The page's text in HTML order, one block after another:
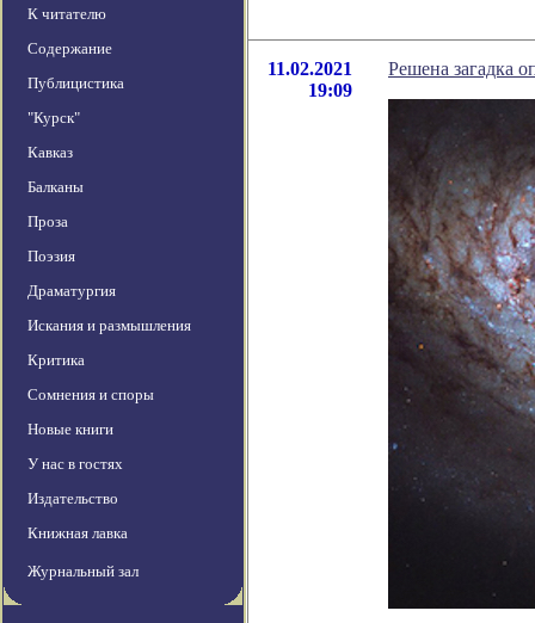
К читателю
Содержание
Публицистика
"Курск"
Кавказ
Балканы
Проза
Поэзия
Драматургия
Искания и размышления
Критика
Сомнения и споры
Новые книги
У нас в гостях
Издательство
Книжная лавка
Журнальный зал
11.02.2021
19:09
Решена загадка